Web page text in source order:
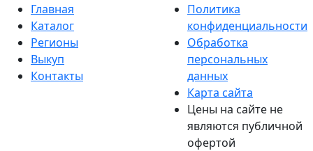
Главная
Каталог
Регионы
Выкуп
Контакты
Политика
конфиденциальности
Обработка
персональных
данных
Карта сайта
Цены на сайте не
являются публичной
офертой